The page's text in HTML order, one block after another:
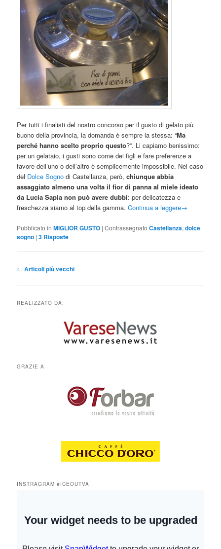
Per tutti i finalisti del nostro concorso per il gusto di gelato più
buono della provincia, la domanda è sempre la stessa: “Ma
perché hanno scelto proprio questo?”. Li capiamo benissimo:
per un gelataio, i gusti sono come dei figli e fare preferenze a
favore dell’uno o dell’altro è semplicemente impossibile. Nel caso
del Dolce Sogno di Castellanza, però,chiunque abbia
assaggiato almeno una volta il fior di panna al miele ideato
da Lucia Sapia non può avere dubbi: per delicatezza e
freschezza siamo al top della gamma.Continua a leggere→
Pubblicato in MIGLIOR GUSTO |Contrassegnato Castellanza,dolce
sogno |3 Risposte
Navigazione
← Articoli più vecchi
REALIZZATO DA:
GRAZIE A
INSTRAGRAM #ICEOUTVA